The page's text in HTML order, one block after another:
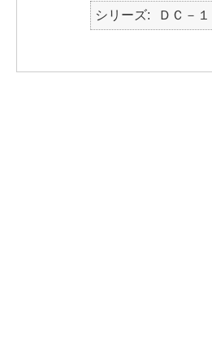
シリーズ ＤＣ－１